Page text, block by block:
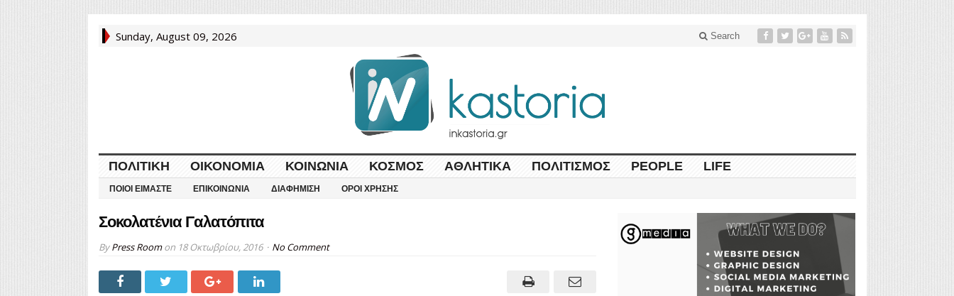
Sunday, August 09, 2026 Search
ΠΟΛΙΤΙΚΉ ΟΙΚΟΝΟΜΊΑ ΚΟΙΝΩΝΊΑ ΚΌΣΜΟΣ ΑΘΛΗΤΙΚΆ ΠΟΛΙΤΙΣΜΌΣ PEOPLE LIFE
ΠΟΙΟΙ ΕΊΜΑΣΤΕ ΕΠΙΚΟΙΝΩΝΊΑ ΔΙΑΦΉΜΙΣΗ ΌΡΟΙ ΧΡΉΣΗΣ
Σοκολατένια Γαλατόπιτα
ByPress Roomon 18 Οκτωβρίου, 2016 No Comment